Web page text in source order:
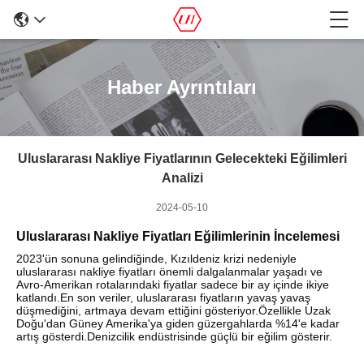
Haber Ayrıntıları
Uluslararası Nakliye Fiyatlarının Gelecekteki Eğilimleri
Analizi
2024-05-10
Uluslararası Nakliye Fiyatları Eğilimlerinin İncelemesi
2023'ün sonuna gelindiğinde, Kızıldeniz krizi nedeniyle
uluslararası nakliye fiyatları önemli dalgalanmalar yaşadı ve
Avro-Amerikan rotalarındaki fiyatlar sadece bir ay içinde ikiye
katlandı.En son veriler, uluslararası fiyatların yavaş yavaş
düşmediğini, artmaya devam ettiğini gösteriyor.Özellikle Uzak
Doğu'dan Güney Amerika'ya giden güzergahlarda %14'e kadar
artış gösterdi.Denizcilik endüstrisinde güçlü bir eğilim gösterir.